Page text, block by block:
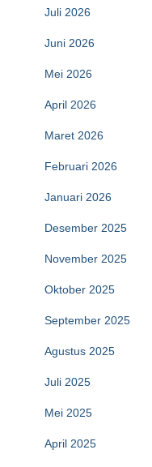
Juli 2026
Juni 2026
Mei 2026
April 2026
Maret 2026
Februari 2026
Januari 2026
Desember 2025
November 2025
Oktober 2025
September 2025
Agustus 2025
Juli 2025
Mei 2025
April 2025